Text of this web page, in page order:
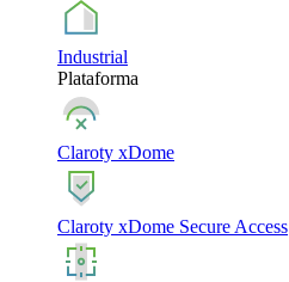
Industrial
Plataforma
Claroty xDome
Claroty xDome Secure Access